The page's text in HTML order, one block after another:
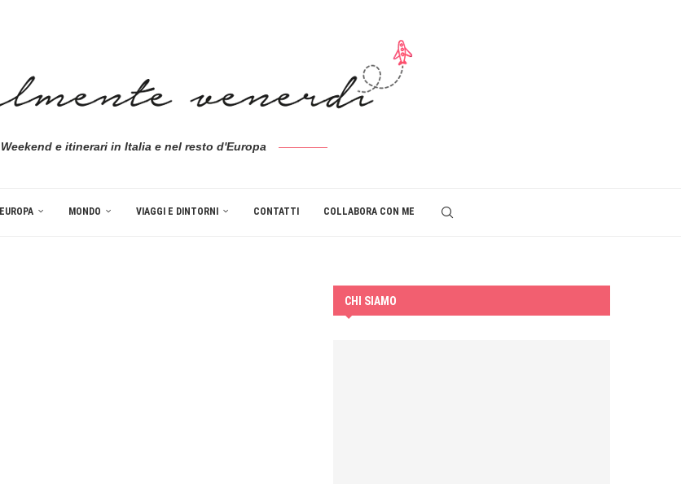
Weekend e itinerari in Italia e nel resto d'Europa
EUROPA MONDO VIAGGI E DINTORNI CONTATTI COLLABORA CON ME
CHI SIAMO